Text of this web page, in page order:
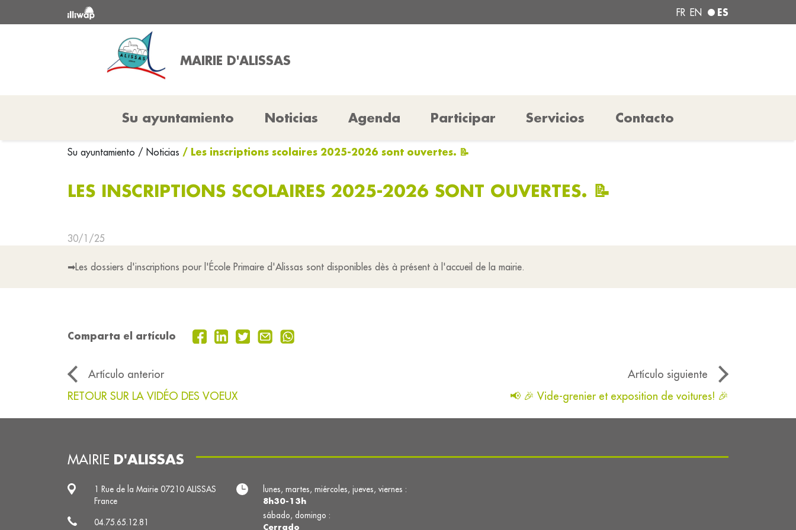
FR EN ES
MAIRIE D'ALISSAS
Su ayuntamiento Noticias Agenda Participar Servicios Contacto
Su ayuntamiento / Noticias / Les inscriptions scolaires 2025-2026 sont ouvertes. 📝
LES INSCRIPTIONS SCOLAIRES 2025-2026 SONT OUVERTES. 📝
30/1/25
➡Les dossiers d'inscriptions pour l'École Primaire d'Alissas sont disponibles dès à présent à l'accueil de la mairie.
Comparta el artículo
Artículo anterior
Artículo siguiente
RETOUR SUR LA VIDÉO DES VOEUX
📢 🎉 Vide-grenier et exposition de voitures! 🎉
MAIRIE D'ALISSAS
1 Rue de la Mairie 07210 ALISSAS
France
04.75.65.12.81
lunes, martes, miércoles, jueves, viernes :
8h30-13h
sábado, domingo :
Cerrado